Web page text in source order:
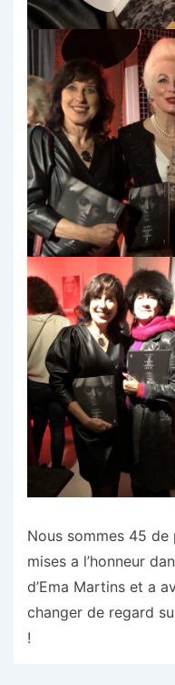
Nous sommes 45
mises a l’honneur
d’Ema Martins et a
changer de regard
!